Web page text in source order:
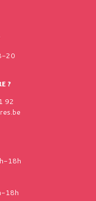
20
?
92
18h
18h